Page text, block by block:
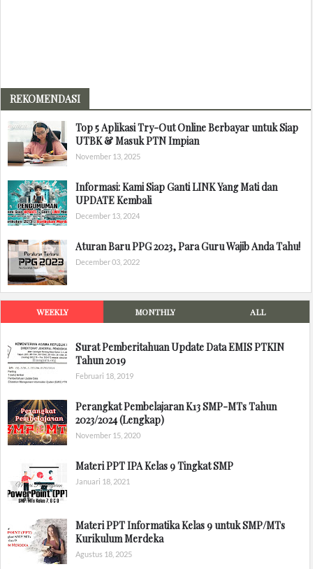
REKOMENDASI
Top 5 Aplikasi Try-Out Online Berbayar untuk Siap
UTBK & Masuk PTN Impian
November 13, 2025
Informasi: Kami Siap Ganti LINK Yang Mati dan
UPDATE Kembali
December 13, 2024
Aturan Baru PPG 2023, Para Guru Wajib Anda Tahu!
December 03, 2022
WEEKLY MONTHLY ALL
Surat Pemberitahuan Update Data EMIS PTKIN
Tahun 2019
Februari 18, 2019
Perangkat Pembelajaran K13 SMP-MTs Tahun
2023/2024 (Lengkap)
November 15, 2020
Materi PPT IPA Kelas 9 Tingkat SMP
Januari 18, 2021
Materi PPT Informatika Kelas 9 untuk SMP/MTs
Kurikulum Merdeka
Agustus 18, 2025